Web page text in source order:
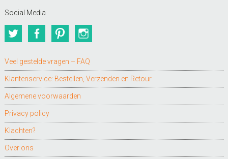
Social Media
TwitterFacebookPinterest
Veel gestelde vragen – FAQ
Klantenservice: Bestellen, Verzenden en Retour
Algemene voorwaarden
Privacy policy
Klachten?
Over ons